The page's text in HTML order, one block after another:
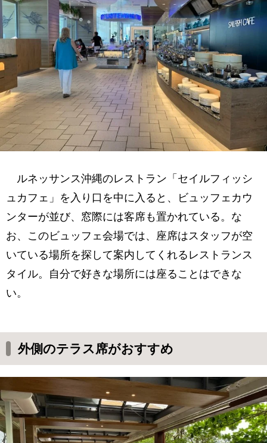
ルネッサンス沖縄のレストラン「セイルフィッシ
ュカフェ」を入り口を中に入ると、ビュッフェカウ
ンターが並び、窓際には客席も置かれている。な
お、このビュッフェ会場では、座席はスタッフが空
いている場所を探して案内してくれるレストランス
タイル。自分で好きな場所には座ることはできな
い。
外側のテラス席がおすすめ